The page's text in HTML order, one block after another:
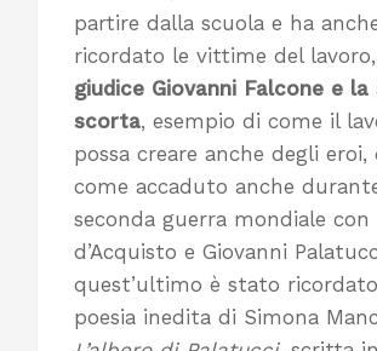
partire dalla scuola e ha
ricordato le vittime del
giudice Giovanni Falcone e la
scorta, esempio di come il
possa creare anche degli eroi,
come accaduto anche
seconda guerra mondiale con
d’Acquisto e Giovanni
quest’ultimo è stato
poesia inedita di Simona